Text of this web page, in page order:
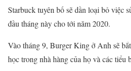
Starbuck tuyên bố sẽ dần loại bỏ việc
đầu tháng này cho tới năm 2020.
Vào tháng 9, Burger King ở Anh sẽ
học trong nhà hàng của họ và các tiểu